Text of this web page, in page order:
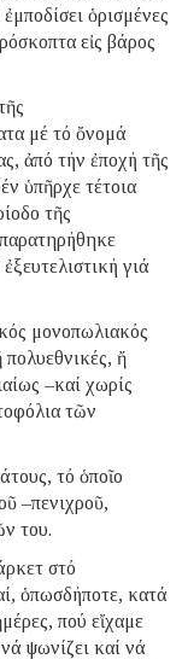
ὁρισμένες
εἰς βάρος
μέ τό ὄνομά
ἀπό τήν ἐποχή τῆς
ὑπῆρχε τέτοια
τῆς
γιά
μονοπωλιακός
ἤ
–καί χωρίς
τῶν
τό ὁποῖο
–πενιχροῦ,
του.
στό
ὁπωσδήποτε, κατά
πού εἴχαμε
ψωνίζει καί νά